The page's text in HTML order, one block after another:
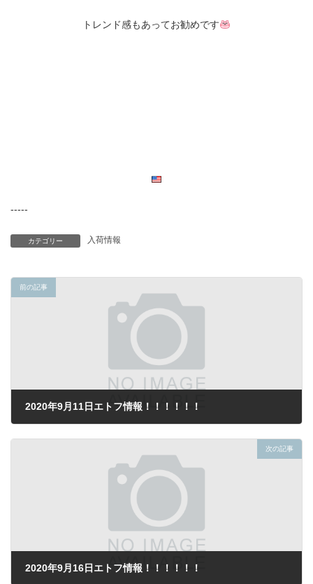
トレンド感もあってお勧めです
-----
カテゴリー 入荷情報
前の記事
2020年9月11日エトフ情報！！！！！！
次の記事
2020年9月16日エトフ情報！！！！！！